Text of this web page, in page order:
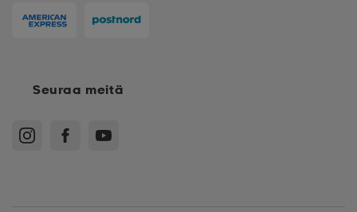
Seuraa meitä